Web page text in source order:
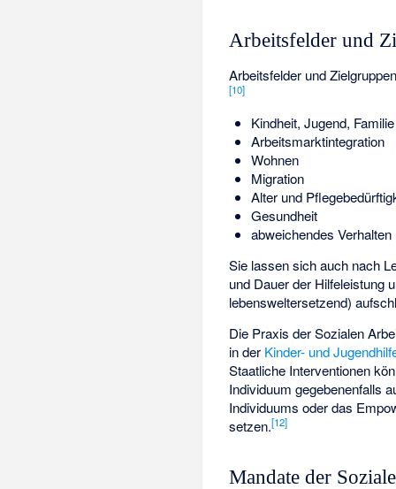
Arbeitsfelder und
Arbeitsfelder und
[10]
Kindheit, Jugend, Familie
Arbeitsmarktintegration
Wohnen
Migration
Alter und
Gesundheit
abweichendes
Sie lassen sich auch nach
und Dauer der Hilfeleistung
lebensweltersetzend)
Die Praxis der Sozialen
in der Kinder- und
Staatliche Interventionen
Individuum gegebenenfalls
Individuums oder das
setzen.[12]
Mandate der